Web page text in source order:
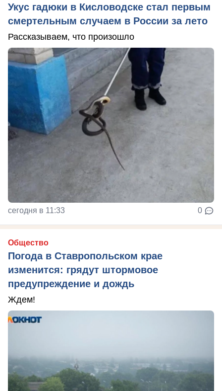
Укус гадюки в Кисловодске стал первым
смертельным случаем в России за лето
Рассказываем, что произошло
сегодня в 11:33 0
Общество
Погода в Ставропольском крае
изменится: грядут штормовое
предупреждение и дождь
Ждем!